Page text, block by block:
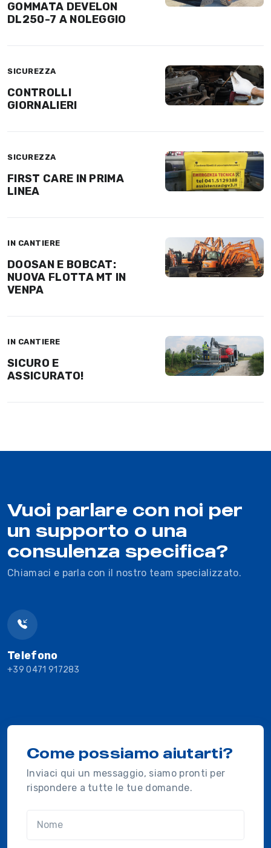
GOMMATA DEVELON
DL250-7 A NOLEGGIO
SICUREZZA
CONTROLLI
GIORNALIERI
SICUREZZA
FIRST CARE IN PRIMA
LINEA
IN CANTIERE
DOOSAN E BOBCAT:
NUOVA FLOTTA MT IN
VENPA
IN CANTIERE
SICURO E
ASSICURATO!
Vuoi parlare con noi per
un supporto o una
consulenza specifica?
Chiamaci e parla con il nostro team specializzato.
Telefono
+39 0471 917283
Come possiamo aiutarti?
Inviaci qui un messaggio, siamo pronti per
rispondere a tutte le tue domande.